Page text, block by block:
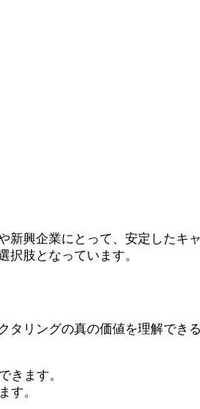
興企業にとって、安定したキ
肢となっています。
リングの真の価値を理解できる
きます。
す。